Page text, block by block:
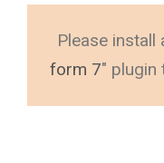
Please install
form 7" plugin